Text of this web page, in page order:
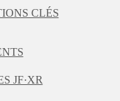
CLÉS
JF·XR